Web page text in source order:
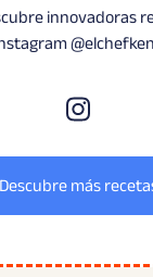
innovadoras
Descubre más